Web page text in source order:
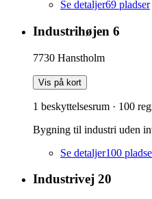
Se detaljer69 pladser
Industrihøjen 6
7730 Hanstholm
Vis på kort
1 beskyttelsesrum · 100
Bygning til industri uden
Se detaljer100
Industrivej 20